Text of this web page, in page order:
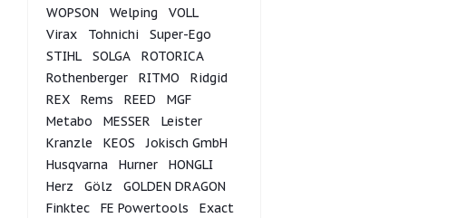
WOPSON
Welping
VOLL
Virax
Tohnichi
Super-Ego
STIHL
SOLGA
ROTORICA
Rothenberger
RITMO
Ridgid
REX
Rems REED
MGF
Metabo
MESSER
Leister
Kranzle
KEOS
Jokisch GmbH
Husqvarna
Hurner
HONGLI
Herz
Gölz
GOLDEN DRAGON
Finktec
FE Powertools
Exact